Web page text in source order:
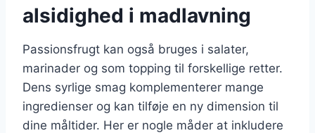
alsidighed i madlavning
Passionsfrugt kan også bruges i salater,
marinader og som topping til forskellige retter.
Dens syrlige smag komplementerer mange
ingredienser og kan tilføje en ny dimension til
dine måltider. Her er nogle måder at inkludere